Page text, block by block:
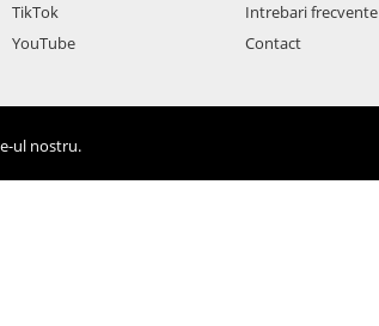
TikTok
YouTube
Intrebari frecvente
Contact
ul nostru.